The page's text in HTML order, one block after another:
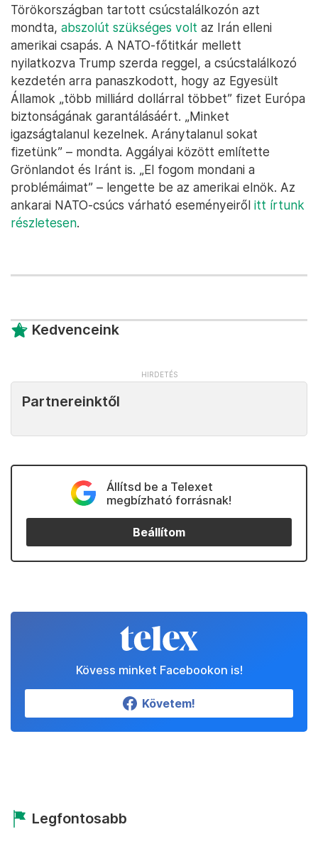
Törökországban tartott csúcstalálkozón azt
mondta, abszolút szükséges volt az Irán elleni
amerikai csapás. A NATO-főtitkár mellett
nyilatkozva Trump szerda reggel, a csúcstalálkozó
kezdetén arra panaszkodott, hogy az Egyesült
Államok „több milliárd dollárral többet” fizet Európa
biztonságának garantálásáért. „Minket
igazságtalanul kezelnek. Aránytalanul sokat
fizetünk” – mondta. Aggályai között említette
Grönlandot és Iránt is. „El fogom mondani a
problémáimat” – lengette be az amerikai elnök. Az
ankarai NATO-csúcs várható eseményeiről itt írtunk
részletesen.
Kedvenceink
Partnereinktől
Állítsd be a Telexet
megbízható forrásnak!
Beállítom
Kövess minket Facebookon is!
Követem!
Legfontosabb